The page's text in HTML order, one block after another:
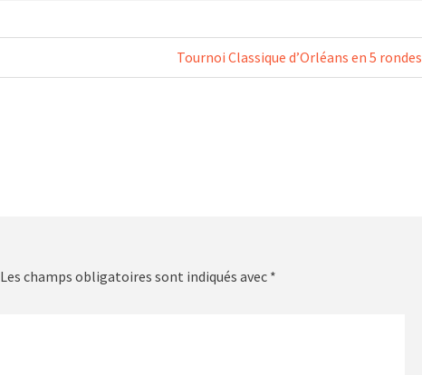
Next
Post:
Tournoi Classique d’Orléans en 5 rondes
Les champs obligatoires sont indiqués avec *